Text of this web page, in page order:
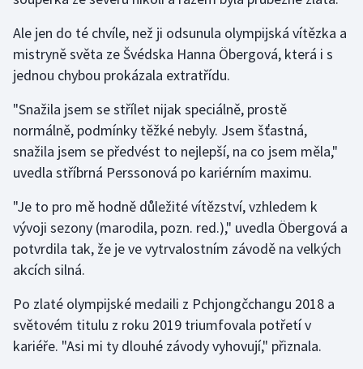
Ale jen do té chvíle, než ji odsunula olympijská vítězka a
mistryně světa ze Švédska Hanna Öbergová, která i s
jednou chybou prokázala extratřídu.
"Snažila jsem se střílet nijak speciálně, prostě
normálně, podmínky těžké nebyly. Jsem šťastná,
snažila jsem se předvést to nejlepší, na co jsem měla,"
uvedla stříbrná Perssonová po kariérním maximu.
"Je to pro mě hodně důležité vítězství, vzhledem k
vývoji sezony (marodila, pozn. red.)," uvedla Öbergová a
potvrdila tak, že je ve vytrvalostním závodě na velkých
akcích silná.
Po zlaté olympijské medaili z Pchjongčchangu 2018 a
světovém titulu z roku 2019 triumfovala potřetí v
kariéře. "Asi mi ty dlouhé závody vyhovují," přiznala.